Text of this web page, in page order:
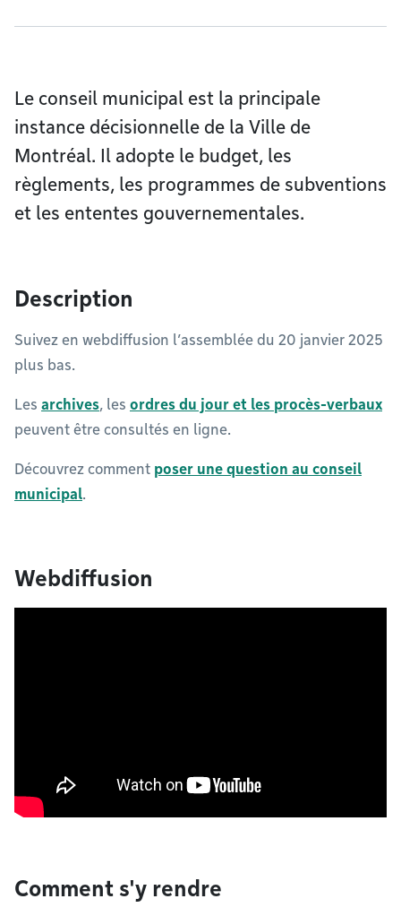
Le conseil municipal est la principale
instance décisionnelle de la Ville de
Montréal. Il adopte le budget, les
règlements, les programmes de subventions
et les ententes gouvernementales.
Description
Suivez en webdiffusion l’assemblée du 20 janvier 2025
plus bas.
Les archives, les ordres du jour et les procès-verbaux
peuvent être consultés en ligne.
Découvrez comment poser une question au conseil
municipal.
Webdiffusion
Comment s'y rendre